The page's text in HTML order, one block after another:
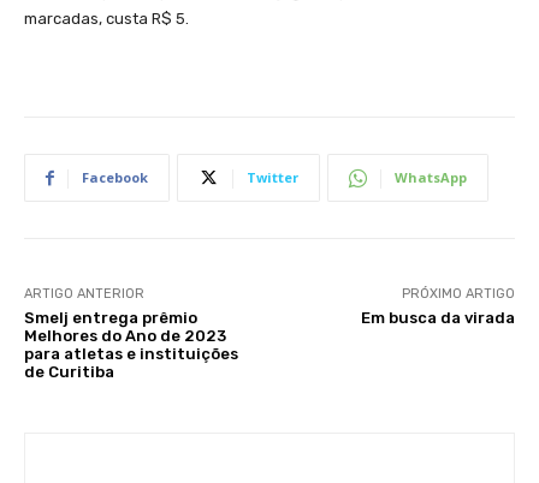
marcadas, custa R$ 5.
Facebook Twitter WhatsApp
ARTIGO ANTERIOR
Smelj entrega prêmio
Melhores do Ano de 2023
para atletas e instituições
de Curitiba
PRÓXIMO ARTIGO
Em busca da virada